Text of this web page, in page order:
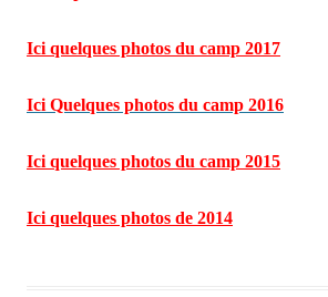
Ici quelques photos du camp 2017
Ici Quelques photos du camp 2016
Ici quelques photos du camp 2015
Ici quelques photos de 2014